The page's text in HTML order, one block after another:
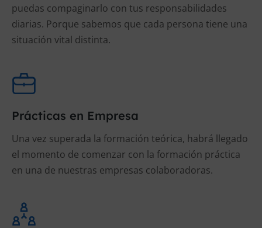
puedas compaginarlo con tus responsabilidades
diarias. Porque sabemos que cada persona tiene una
situación vital distinta.
Prácticas en Empresa
Una vez superada la formación teórica, habrá llegado
el momento de comenzar con la formación práctica
en una de nuestras empresas colaboradoras.